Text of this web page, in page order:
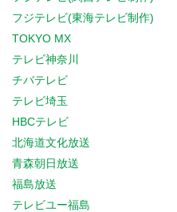
フジテレビ(東海テレビ制作)
TOKYO MX
テレビ神奈川
チバテレビ
テレビ埼玉
HBCテレビ
北海道文化放送
青森朝日放送
福島放送
テレビユー福島